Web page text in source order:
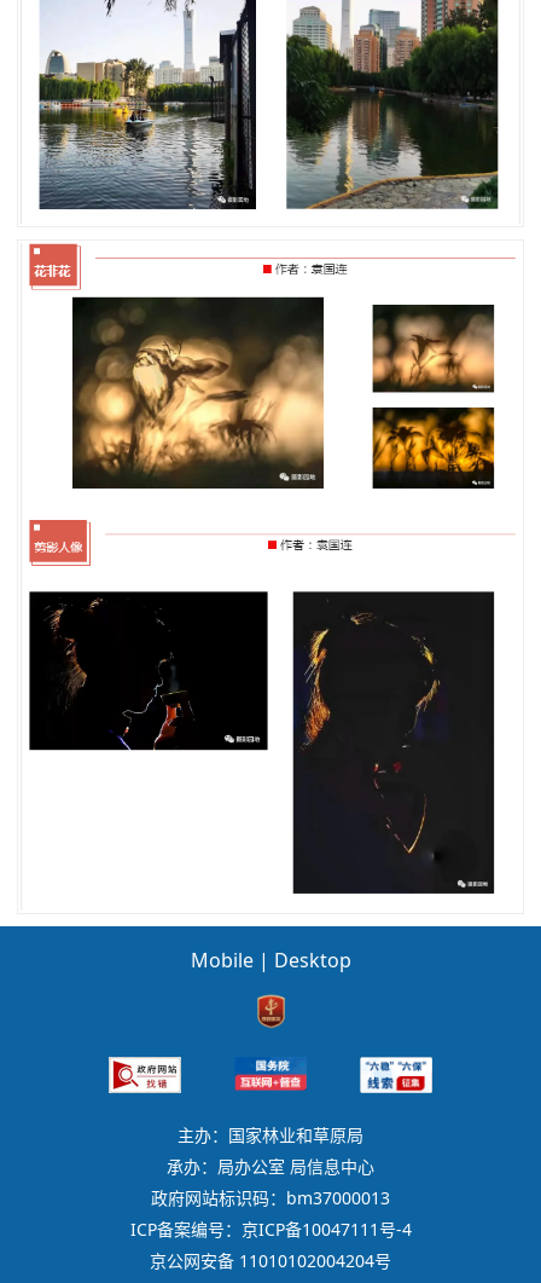
Mobile | Desktop
主办：国家林业和草原局
承办：局办公室 局信息中心
政府网站标识码：bm37000013
ICP备案编号：京ICP备10047111号-4
京公网安备 11010102004204号